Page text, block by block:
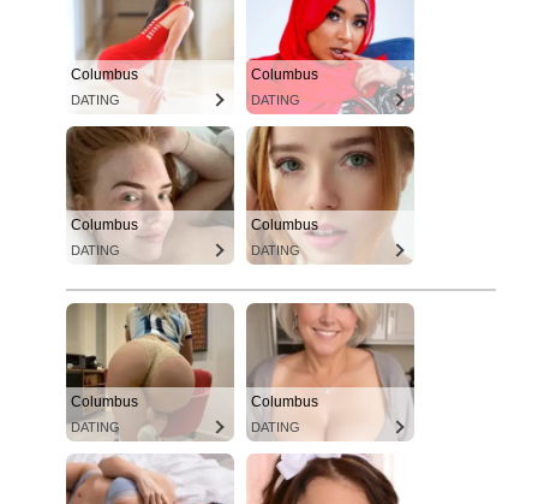
Columbus
DATING
Columbus
DATING
Columbus
DATING
Columbus
DATING
Columbus
DATING
Columbus
DATING